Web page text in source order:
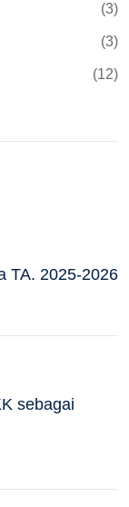
(3)
(3)
(12)
TA. 2025-2026
sebagai